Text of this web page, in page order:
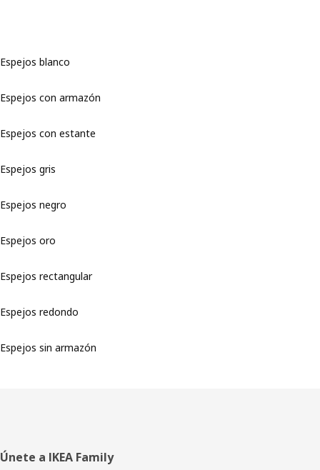
Espejos blanco
Espejos con armazón
Espejos con estante
Espejos gris
Espejos negro
Espejos oro
Espejos rectangular
Espejos redondo
Espejos sin armazón
Pie
Únete a IKEA Family